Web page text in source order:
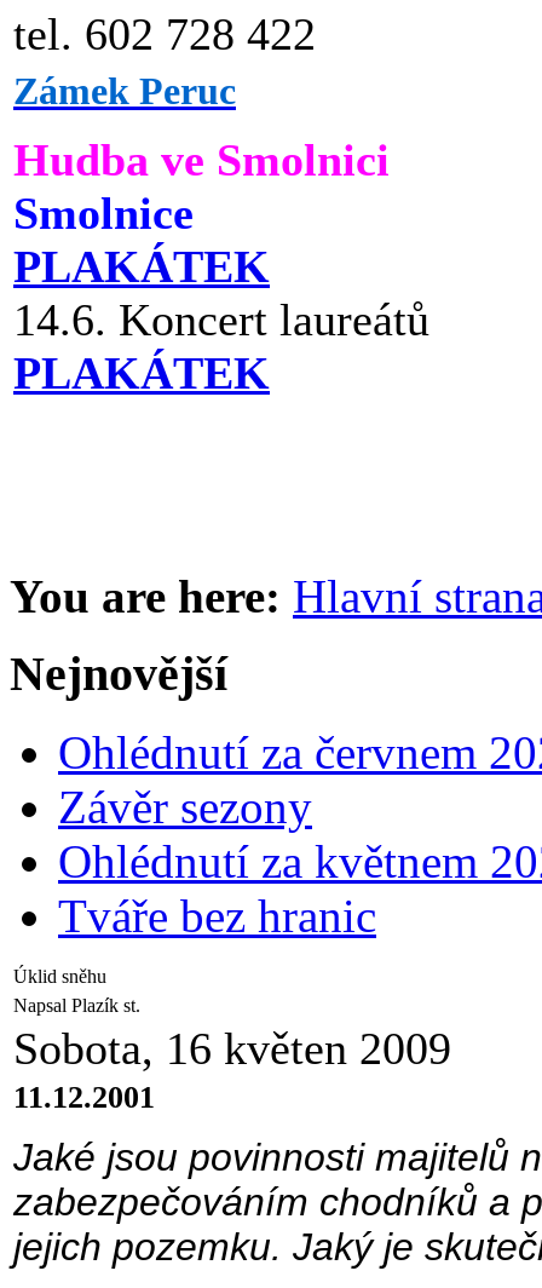
tel. 602 728 422
Zámek Peruc
Hudba ve Smolnici
Smolnice
PLAKÁTEK
14.6. Koncert laureátů
PLAKÁTEK
You are here: Hlavní
Nejnovější
Ohlédnutí za červnem
Závěr sezony
Ohlédnutí za květnem
Tváře bez hranic
Úklid sněhu
Napsal Plazík st.
Sobota, 16 květen 2009
11.12.2001
Jaké jsou povinnosti majitelů
zabezpečováním chodníků a
jejich pozemku. Jaký je